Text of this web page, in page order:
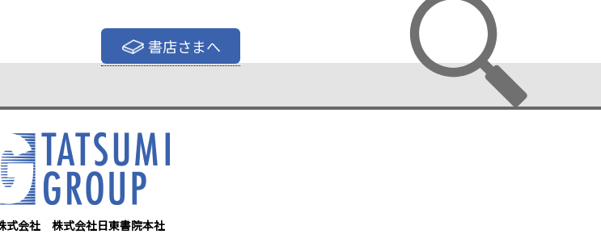
書店さまへ
式会社 株式会社日東書院本社